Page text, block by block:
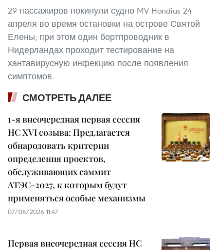
29 пассажиров покинули судно MV Hondius 24
апреля во время остановки на острове Святой
Елены; при этом один бортпроводник в
Нидерландах проходит тестирование на
хантавирусную инфекцию после появления
симптомов.
СМОТРЕТЬ ДАЛЕЕ
1-я внеочередная первая сессия
НС XVI созыва: Предлагается
обнародовать критерии
определения проектов,
обслуживающих саммит
АТЭС-2027, к которым будут
применяться особые механизмы
07/08/2026 11:47
Первая внеочередная сессия НС